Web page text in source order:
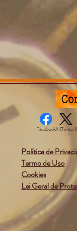
FacebookX (Twitter)
Política de
Termo de Uso
Cookies
Lei Geral de